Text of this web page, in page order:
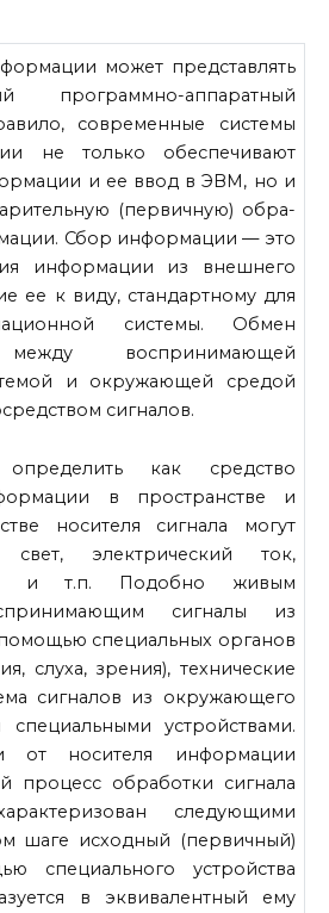
может представлять
программно-аппаратный
современные системы
не только обеспечивают
и ее ввод в ЭВМ, но и
(первичную) обра­
Сбор информации — это
информации из внешнего
ее к виду, стандартному для
системы. Обмен
воспринимающей
и окружающей средой
сигналов.
как средство
в пространстве и
носителя сигнала могут
свет, электрический ток,
и т.п. Подобно живым
сигналы из
специальных органов
слуха, зрения), технические
сигналов из окружающего
устройствами.
от носителя информации
процесс обработки сигнала
следующими
шаге исход­ный (первичный)
специального устройства
в эквивалентный ему